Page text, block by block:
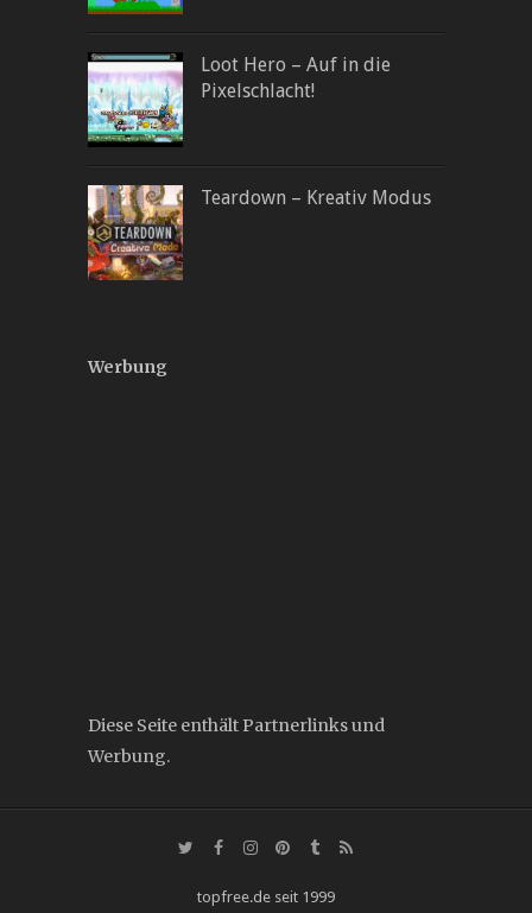
Loot Hero – Auf in die
Pixelschlacht!
Teardown – Kreativ Modus
Werbung
Diese Seite enthält Partnerlinks und
Werbung.
topfree.de seit 1999